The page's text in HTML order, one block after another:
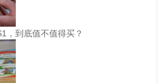
，到底值不值得买？